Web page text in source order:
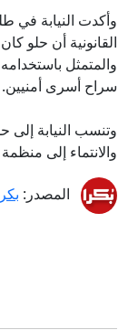
وأكدت النيابة في
القانونية أن حلو
والمتمثل
سراح أسرى أمنيين.
وتنسب النيابة إلى
والانتماء إلى
المصدر: